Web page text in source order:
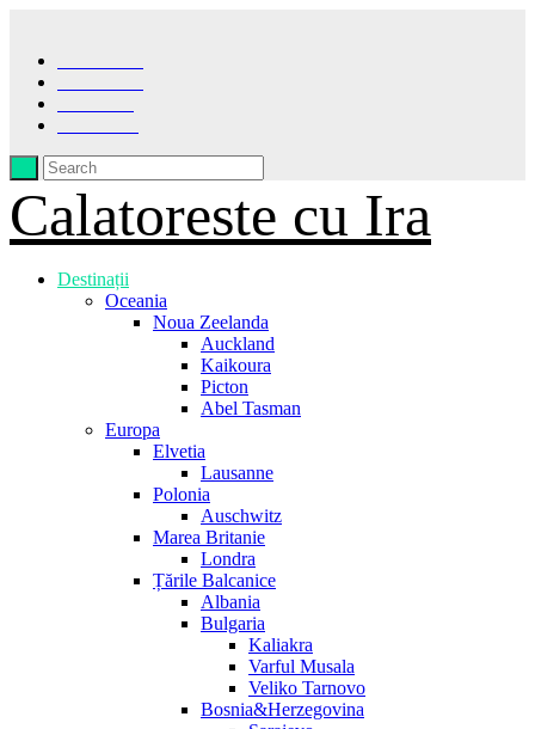
Calatoreste cu Ira
Destinații
Oceania
Noua Zeelanda
Auckland
Kaikoura
Picton
Abel Tasman
Europa
Elvetia
Lausanne
Polonia
Auschwitz
Marea Britanie
Londra
Țările Balcanice
Albania
Bulgaria
Kaliakra
Varful Musala
Veliko Tarnovo
Bosnia&Herzegovina